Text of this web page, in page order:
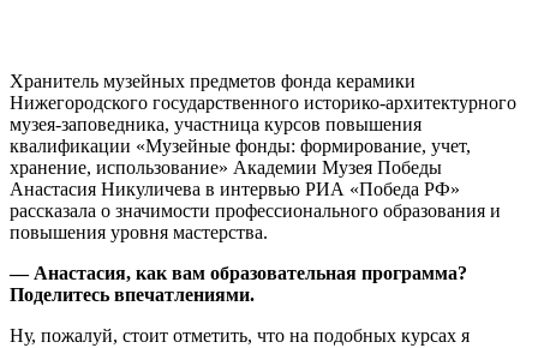
Хранитель музейных предметов фонда керамики
Нижегородского государственного историко-архитектурного
музея-заповедника, участница курсов повышения
квалификации «Музейные фонды: формирование, учет,
хранение, использование» Академии Музея Победы
Анастасия Никуличева в интервью РИА «Победа РФ»
рассказала о значимости профессионального образования и
повышения уровня мастерства.
— Анастасия, как вам образовательная программа?
Поделитесь впечатлениями.
Ну, пожалуй, стоит отметить, что на подобных курсах я